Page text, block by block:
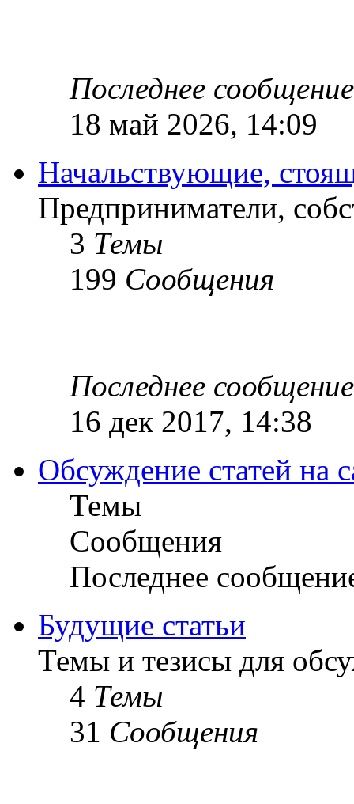
Последнее сообщение
18 май 2026, 14:09
Начальствующие,
Предприниматели,
3 Темы
199 Сообщения
Последнее сообщение
16 дек 2017, 14:38
Обсуждение статей на
Темы
Сообщения
Последнее
Будущие статьи
Темы и тезисы для
4 Темы
31 Сообщения